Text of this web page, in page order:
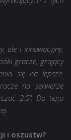
ale i innowacyjny.
gracze, grający
się na lepsze.
na serwerze
2.0”. Do tego
i oszustw?